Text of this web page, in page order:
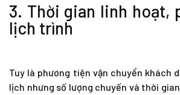
3. Thời gian linh hoạt,
lịch trình
Tuy là phương tiện vận chuyển khách
lịch nhưng số lượng chuyến và thời